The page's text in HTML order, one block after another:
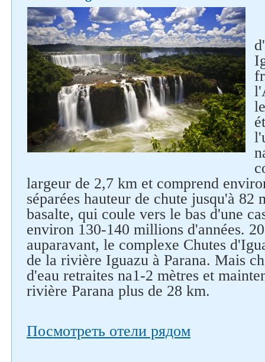
largeur de 2,7 km et comprend
séparées hauteur de chute jusqu'à 82
basalte, qui coule vers le bas d'une
environ 130-140 millions d'années.
auparavant, le complexe Chutes
de la rivière Iguazu à Parana. Mais
d'eau retraites na1-2 mètres et
rivière Parana plus de 28 km.
Посмотреть отели рядом